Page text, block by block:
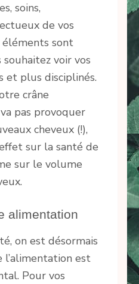
soins,
de vos
éléments sont
voir vos
et plus disciplinés.
crâne
pas provoquer
cheveux (!),
sur la santé de
sur le volume
alimentation
on est désormais
l’alimentation est
Pour vos